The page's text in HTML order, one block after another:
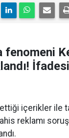
fenomeni
içerikler ile
reklamı